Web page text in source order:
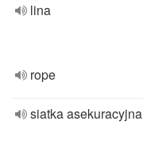
lina
rope
siatka asekuracyjna